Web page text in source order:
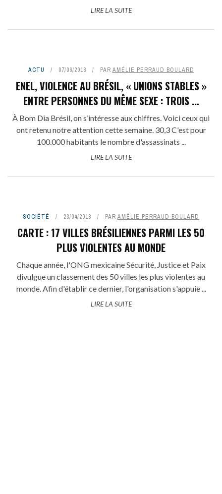
LIRE LA SUITE
ACTU 07/06/2018 PAR AMÉLIE PERRAUD BOULARD
ENEL, VIOLENCE AU BRÉSIL, « UNIONS STABLES »
ENTRE PERSONNES DU MÊME SEXE : TROIS ...
À Bom Dia Brésil, on s’intéresse aux chiffres. Voici ceux qui
ont retenu notre attention cette semaine. 30,3 C'est pour
100.000 habitants le nombre d'assassinats ...
LIRE LA SUITE
SOCIÉTÉ 23/04/2018 PAR AMÉLIE PERRAUD BOULARD
CARTE : 17 VILLES BRÉSILIENNES PARMI LES 50
PLUS VIOLENTES AU MONDE
Chaque année, l'ONG mexicaine Sécurité, Justice et Paix
divulgue un classement des 50 villes les plus violentes au
monde. Afin d'établir ce dernier, l'organisation s'appuie ...
LIRE LA SUITE